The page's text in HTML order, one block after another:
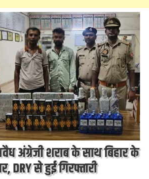
अंग्रेजी शराब के साथ बिहार के
DRY से हुई गिरफ्तारी